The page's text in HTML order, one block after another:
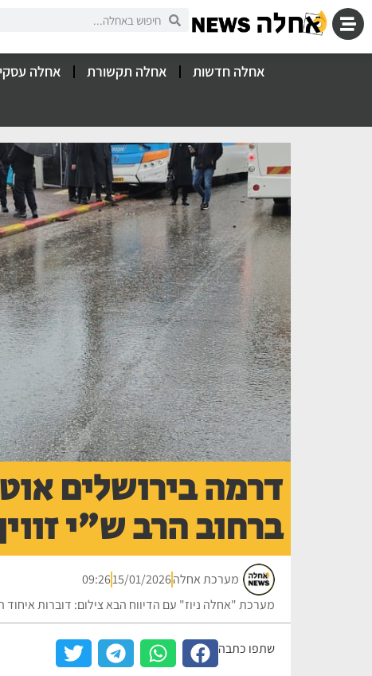
אחלה חדשות אחלה תקשורת אחלה
דרמה בירושלים
ברחוב הרב ש"י
מערכת אחלה15/01/2026
09:26
מערכת "אחלה ניוז" עם הדיווח הבא צילום: דוברות איחוד
שתפו כתבה